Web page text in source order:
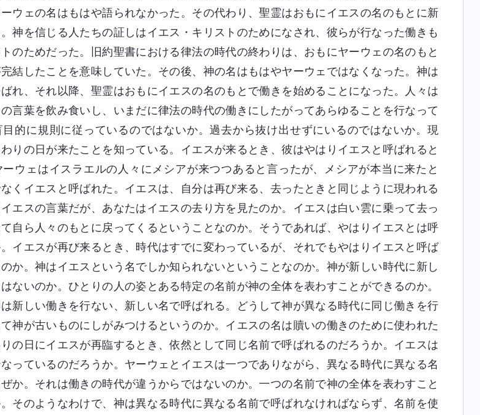
ウェの名はもはや語られなかった。その代わり、聖霊はおもにイエスの名のもとに新
神を信じる人たちの証しはイエス・キリストのためになされ、彼らが行なった働きも
のためだった。旧約聖書における律法の時代の終わりは、おもにヤーウェの名のもと
結したことを意味していた。その後、神の名はもはやヤーウェではなくなった。神は
れ、それ以降、聖霊はおもにイエスの名のもとで働きを始めることになった。人々は
言葉を飲み食いし、いまだに律法の時代の働きにしたがってあらゆることを行なって
的に規則に従っているのではないか。過去から抜け出せずにいるのではないか。現
りの日が来たことを知っている。イエスが来るとき、彼はやはりイエスと呼ばれると
ウェはイスラエルの人々にメシアが来つつあると言ったが、メシアが本当に来たと
くイエスと呼ばれた。イエスは、自分は再び来る、去ったときと同じように現われる
エスの言葉だが、あなたはイエスの去り方を見たのか。イエスは白い雲に乗って去っ
自ら人々のもとに戻ってくるということなのか。そうであれば、やはりイエスとは呼
イエスが再び来るとき、時代はすでに変わっているが、それでもやはりイエスと呼ば
か。神はイエスという名でしか知られないということなのか。神が新しい時代に新し
ないのか。ひとりの人の姿とある特定の名前が神の全体を表わすことができるのか。
新しい働きを行ない、新しい名で呼ばれる。どうして神が異なる時代に同じ働きを行
神が古いものにしがみつけるというのか。イエスの名は贖いの働きのために使われた
の日にイエスが再臨するとき、依然として同じ名前で呼ばれるのだろうか。イエスは
っているのだろうか。ヤーウェとイエスは一つでありながら、異なる時代に異なる名
か。それは働きの時代が違うからではないのか。一つの名前で神の全体を表わすこと
そのようなわけで、神は異なる時代に異なる名前で呼ばれなければならず、名前を使